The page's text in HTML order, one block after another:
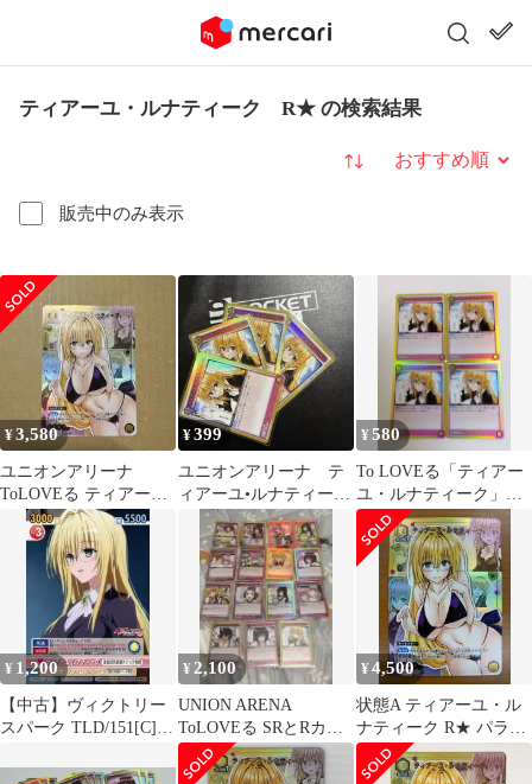
ティアーユ・ルナティーク R★ の検索結果
販売中のみ表示
並び替え
¥3,580
ユニオンアリーナ
ToLOVEる ティアー
ユ・ルナティーク R★
星1 パラレル
¥399
ユニオンアリーナ テ
ィアーユ•ルナティー
ク レア 4枚セット
¥580
To LOVEる「ティアー
ユ・ルナティーク」
R（レア）４枚セッ
ト 黄
¥ 1,200
【中古】ヴィクトリー
スパーク TLD/151[C]：
ーク
¥ 2,100
UNION ARENA
ToLOVEる SRとRカー
ドセット
¥4,500
状態A ティアーユ・ル
ナティーク R★ パラレ
ル 星1 UA45BT/TLR-1-
005 ToLOVEる とらぶ